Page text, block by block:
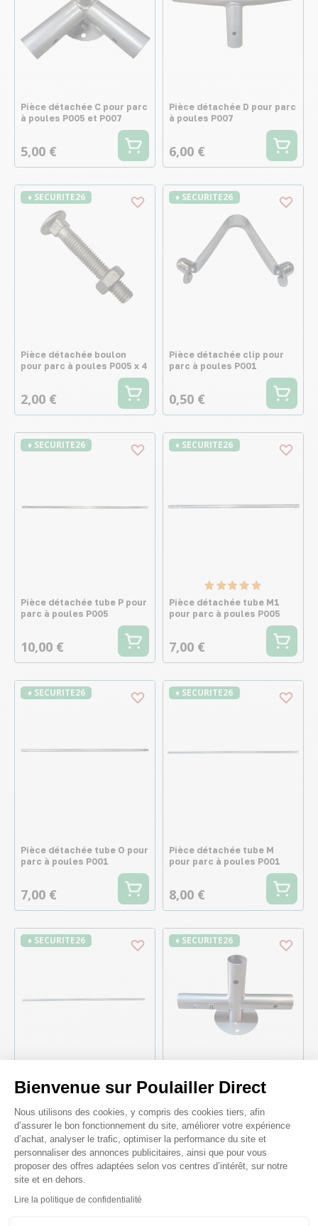
Bienvenue sur Poulailler Direct
Plateforme de Gestion du
Nous utilisons des cookies, y compris des cookies tiers, afin
d’assurer le bon fonctionnement du site, améliorer votre expérience
d’achat, analyser le trafic, optimiser la performance du site et
personnaliser des annonces publicitaires, ainsi que pour vous
proposer des offres adaptées selon vos centres d’intérêt, sur notre
site et en dehors.
Lire la politique de confidentialitéAxeptio consent
Pièce détachée C pour parc
à poules P005 et P007
5,00 €
Pièce détachée D pour parc
à poules P007
6,00 €
♦ SECURITE26
Pièce détachée boulon
pour parc à poules P005 x 4
2,00 €
♦ SECURITE26
Pièce détachée clip pour
parc à poules P001
0,50 €
♦ SECURITE26
Pièce détachée tube P pour
parc à poules P005
10,00 €
♦ SECURITE26
Pièce détachée tube M1
pour parc à poules P005
7,00 €
♦ SECURITE26
Pièce détachée tube O pour
parc à poules P001
7,00 €
♦ SECURITE26
Pièce détachée tube M
pour parc à poules P001
8,00 €
♦ SECURITE26
parc à poules P001
10,00 €
♦ SECURITE26
à poules P001
5,00 €